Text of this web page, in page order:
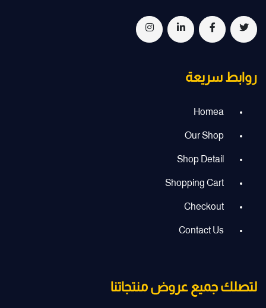
روابط سريعة
Homea
Our Shop
Shop Detail
Shopping Cart
Checkout
Contact Us
لتصلك جميع عروض منتجاتنا